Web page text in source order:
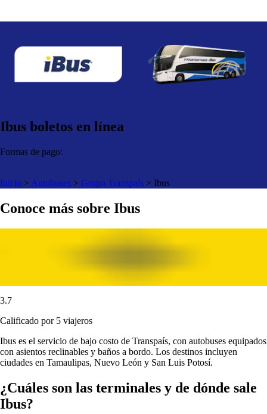
Ibus boletos en línea
Formas de pago:
Inicio > Autobuses > Grupo Transpaís > Ibus
Conoce más sobre Ibus
3.7
Calificado por 5 viajeros
Ibus es el servicio de bajo costo de Transpaís, con autobuses equipados
con asientos reclinables y baños a bordo. Los destinos incluyen
ciudades en Tamaulipas, Nuevo León y San Luis Potosí.
¿Cuáles son las terminales y de dónde sale
Ibus?